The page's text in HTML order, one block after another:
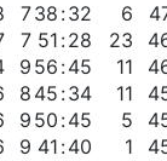
738 :32 6
7 51 :28 23
9 56 :45 11
8 45 :34 11
9 50 :45 5
9 41 :40 1